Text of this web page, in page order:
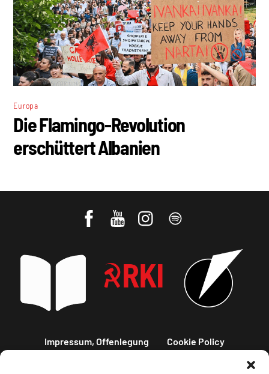
Europa
Die Flamingo-Revolution
erschüttert Albanien
Impressum, Offenlegung Cookie Policy